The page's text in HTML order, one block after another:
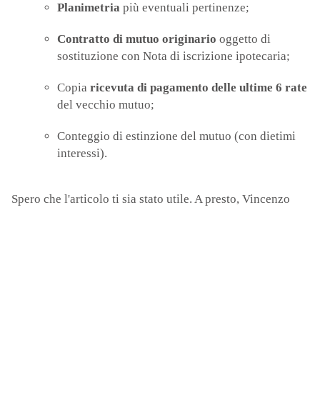
Planimetria più eventuali pertinenze;
Contratto di mutuo originario oggetto di
sostituzione con Nota di iscrizione ipotecaria;
Copia ricevuta di pagamento delle ultime 6 rate
del vecchio mutuo;
Conteggio di estinzione del mutuo (con dietimi
interessi).
Spero che l'articolo ti sia stato utile. A presto, Vincenzo